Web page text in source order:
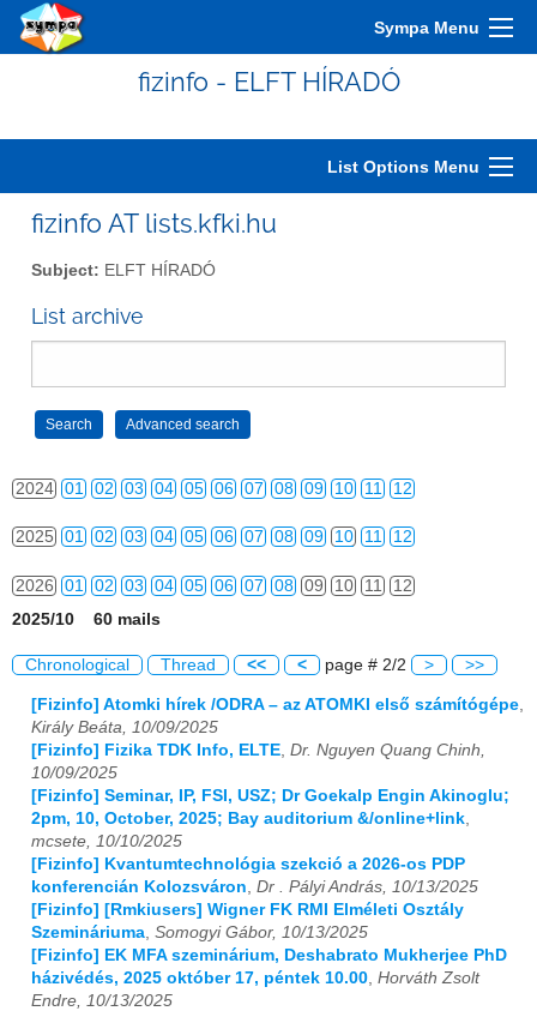
Sympa Menu
fizinfo - ELFT HÍRADÓ
List Options Menu
fizinfo AT lists.kfki.hu
Subject: ELFT HÍRADÓ
List archive
2015 01 02 03 04 05 06 07 08 09 10 11 12
2018 01 02 03 04 05 06 07 08 09 10 11 12
2021 01 02 03 04 05 06 07 08 09 10 11 12
2022 01 02 03 04 05 06 07 08 09 10 11 12
2023 01 02 03 04 05 06 07
2024 01 02 03 04 05 06 07 08 09 10 11 12
2025 01 02 03 04 05 06 07 08 09 10 11 12
2026 01 02 03 04 05 06 07 08 09 10 11
12
2025/10 60 mails
Chronological Thread << < page # 2/2 > >>
[Fizinfo] Atomki hírek /ODRA – az ATOMKI első számítógépe
Király Beáta, 10/09/2025
[Fizinfo] Fizika TDK Info, ELTE Dr. Nguyen Quang Chinh,
10/09/2025
[Fizinfo] Seminar, IP, FSI, USZ; Dr Goekalp Engin Akinoglu;
2pm, 10, October, 2025; Bay auditorium &/online+link
mcsete, 10/10/2025
[Fizinfo] Kvantumtechnológia szekció a 2026-os PDP
konferencián Kolozsváron Dr . Pályi András, 10/13/2025
[Fizinfo] [Rmkiusers] Wigner FK RMI Elméleti Osztály
Szemináriuma Somogyi Gábor, 10/13/2025
[Fizinfo] EK MFA szeminárium, Deshabrato Mukherjee PhD
házivédés, 2025 október 17, péntek 10.00 Horváth Zsolt
Endre, 10/13/2025